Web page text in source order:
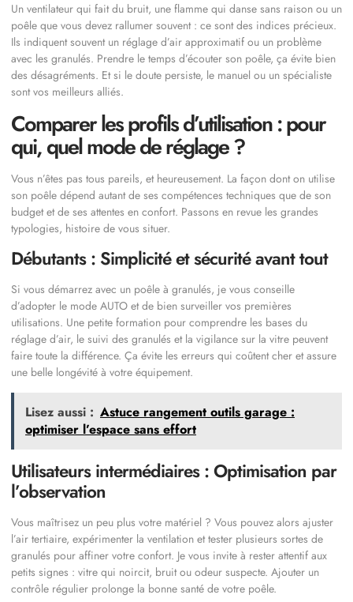
Un ventilateur qui fait du bruit, une flamme qui danse sans raison ou un
poêle que vous devez rallumer souvent : ce sont des indices précieux.
Ils indiquent souvent un réglage d’air approximatif ou un problème
avec les granulés. Prendre le temps d’écouter son poêle, ça évite bien
des désagréments. Et si le doute persiste, le manuel ou un spécialiste
sont vos meilleurs alliés.
Comparer les profils d’utilisation : pour
qui, quel mode de réglage ?
Vous n’êtes pas tous pareils, et heureusement. La façon dont on utilise
son poêle dépend autant de ses compétences techniques que de son
budget et de ses attentes en confort. Passons en revue les grandes
typologies, histoire de vous situer.
Débutants : Simplicité et sécurité avant tout
Si vous démarrez avec un poêle à granulés, je vous conseille
d’adopter le mode AUTO et de bien surveiller vos premières
utilisations. Une petite formation pour comprendre les bases du
réglage d’air, le suivi des granulés et la vigilance sur la vitre peuvent
faire toute la différence. Ça évite les erreurs qui coûtent cher et assure
une belle longévité à votre équipement.
Lisez aussi : Astuce rangement outils garage :
optimiser l’espace sans effort
Utilisateurs intermédiaires : Optimisation par
l’observation
Vous maîtrisez un peu plus votre matériel ? Vous pouvez alors ajuster
l’air tertiaire, expérimenter la ventilation et tester plusieurs sortes de
granulés pour affiner votre confort. Je vous invite à rester attentif aux
petits signes : vitre qui noircit, bruit ou odeur suspecte. Ajouter un
contrôle régulier prolonge la bonne santé de votre poêle.